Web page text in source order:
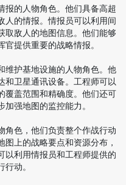
报的人物角色。他们具备高超
人的情报。情报员可以利用间
取敌人的地图信息。他们能够
提供重要的战略情报。
维护基地设施的人物角色。他
和卫星通讯设备。工程师可以
覆盖范围和精确度。他们还可
强地图的监控能力。
角色，他们负责整个作战行动
上的战略要点和资源分布，
以利用情报员和工程师提供的
动。